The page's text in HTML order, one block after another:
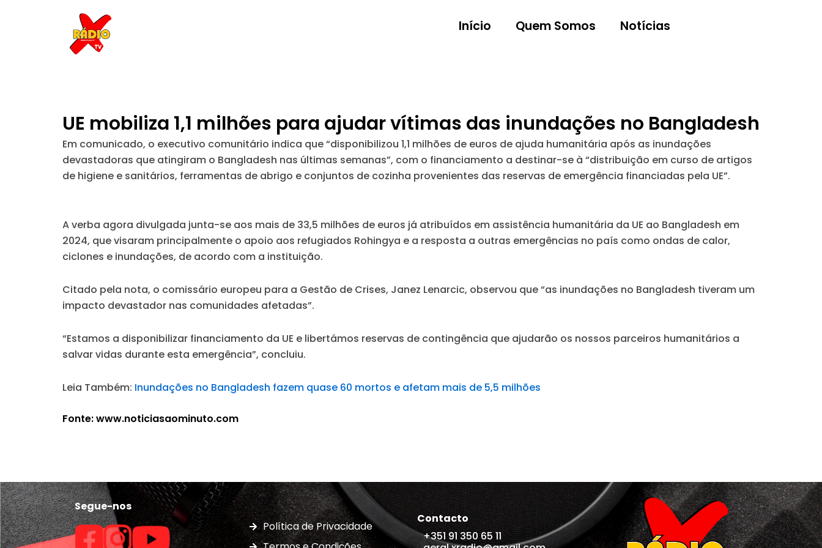
Início Quem Somos Notícias
UE mobiliza 1,1 milhões para ajudar vítimas das inundações no Bangladesh
Em comunicado, o executivo comunitário indica que “disponibilizou 1,1 milhões de euros de ajuda humanitária após as inundações
devastadoras que atingiram o Bangladesh nas últimas semanas”, com o financiamento a destinar-se à “distribuição em curso de artigos
de higiene e sanitários, ferramentas de abrigo e conjuntos de cozinha provenientes das reservas de emergência financiadas pela UE”.
A verba agora divulgada junta-se aos mais de 33,5 milhões de euros já atribuídos em assistência humanitária da UE ao Bangladesh em
2024, que visaram principalmente o apoio aos refugiados Rohingya e a resposta a outras emergências no país como ondas de calor,
ciclones e inundações, de acordo com a instituição.
Citado pela nota, o comissário europeu para a Gestão de Crises, Janez Lenarcic, observou que “as inundações no Bangladesh tiveram um
impacto devastador nas comunidades afetadas”.
“Estamos a disponibilizar financiamento da UE e libertámos reservas de contingência que ajudarão os nossos parceiros humanitários a
salvar vidas durante esta emergência”, concluiu.
Leia Também: Inundações no Bangladesh fazem quase 60 mortos e afetam mais de 5,5 milhões
Fonte: www.noticiasaominuto.com
Segue-nos
Política de Privacidade
Contacto
+351 91 350 65 11